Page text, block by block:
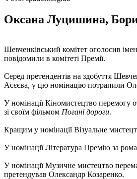
Оксана Луцишина,
Шевченківський комітет оголосив
повідомили в комітеті Премії.
Серед претендентів на здобуття
Асєєва, у цю номінацію потрапили
У номінації Кіномистецтво
зі своїм фільмом Погані дороги.
Кращим у номінації Візуальне
У номінації Література Премію за
У номінації Музичне мистецтво
претендував Олександр Козаренко.